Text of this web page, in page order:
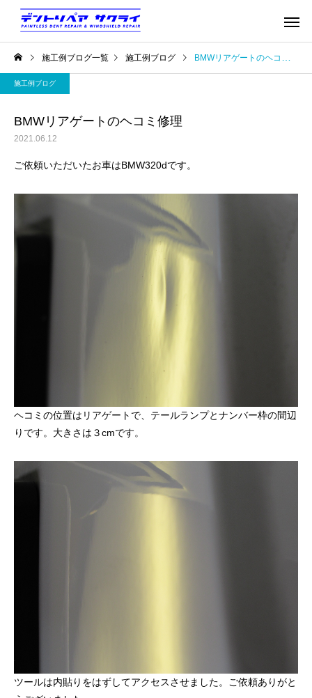
施工例ブログ一覧 施工例ブログ BMWリアゲートのヘコミ修理
施工例ブログ
BMWリアゲートのヘコミ修理
2021.06.12
ご依頼いただいたお車はBMW320dです。
ヘコミの位置はリアゲートで、テールランプとナンバー枠の間辺
りです。大きさは３cmです。
ツールは内貼りをはずしてアクセスさせました。ご依頼ありがと